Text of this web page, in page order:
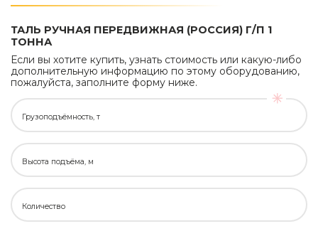
ТАЛЬ РУЧНАЯ ПЕРЕДВИЖНАЯ (РОССИЯ) Г/П 1
ТОННА
Если вы хотите купить, узнать стоимость или какую-либо
дополнительную информацию по этому оборудованию,
пожалуйста, заполните форму ниже.
Грузоподъёмность, т
Высота подъёма, м
Количество